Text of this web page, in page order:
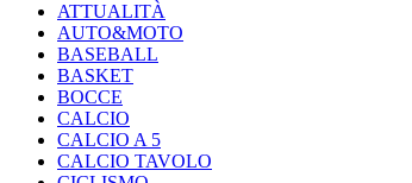
ATTUALITÀ
AUTO&MOTO
BASEBALL
BASKET
BOCCE
CALCIO
CALCIO A 5
CALCIO TAVOLO